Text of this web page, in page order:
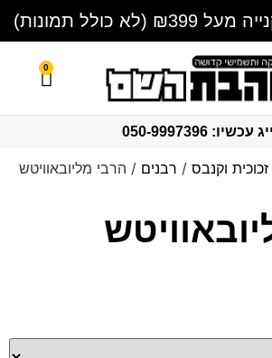
כולל תמונות)
0
עכשיו: 050-9997396
וקנבס / רבנים / הרבי מליובאוויטש